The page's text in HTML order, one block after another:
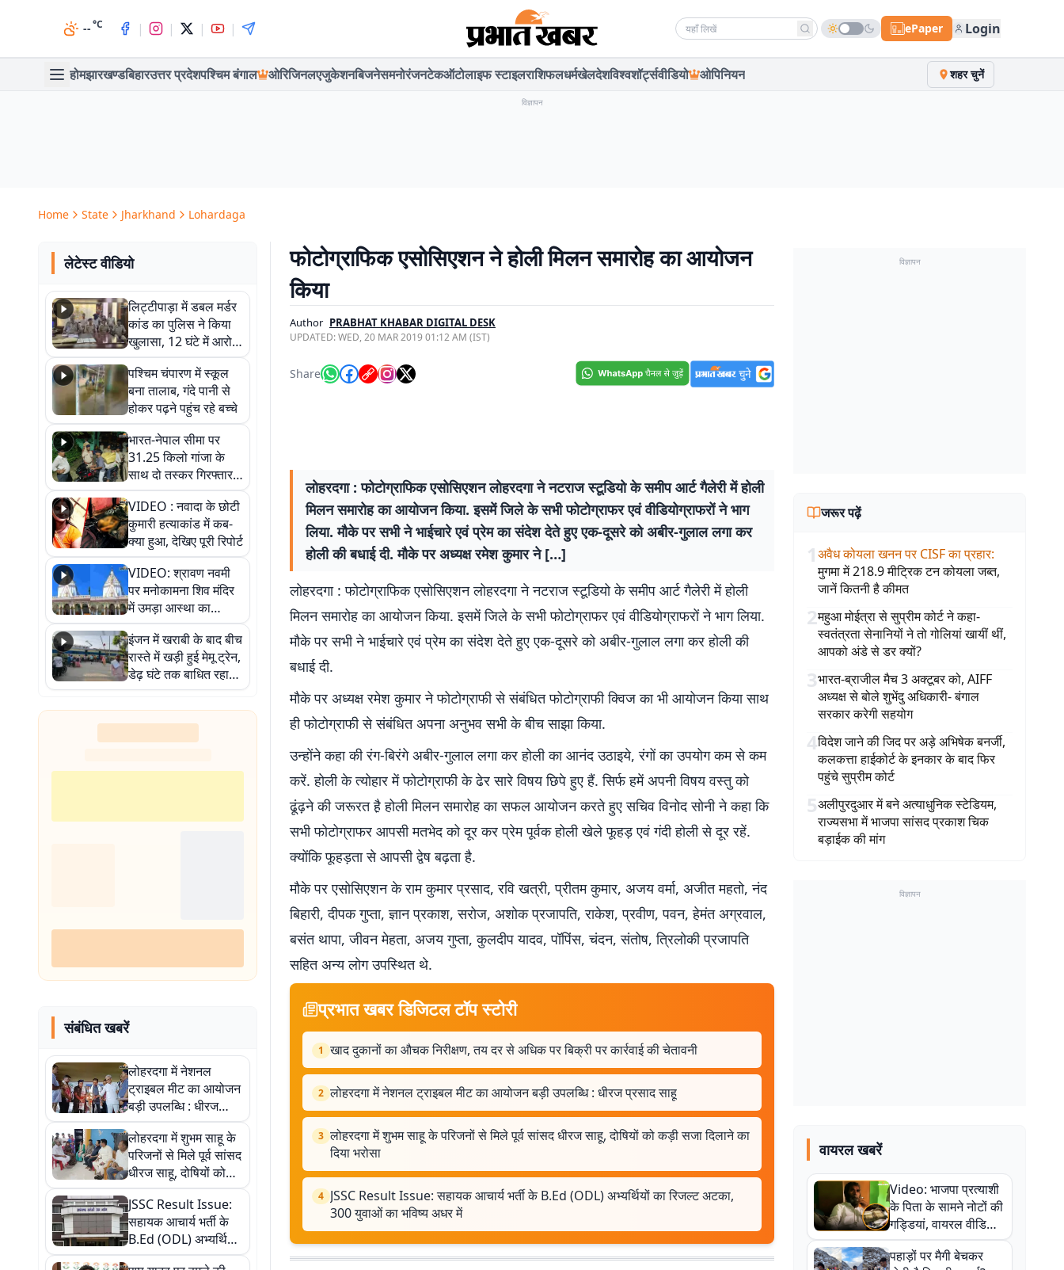
--°C | | | | Search news ePaper Login
होमझारखण्डबिहारउत्तर प्रदेशपश्चिम बंगाल ओरिजिनलएजुकेशनबिजनेसमनोरंजनटेकऑटोलाइफ स्टाइलराशिफलधर्मखेलदेशविश्वशॉर्ट्सवीडियो ओपिनियन शहर चुनें
विज्ञापन
Home State Jharkhand Lohardaga
लेटेस्ट वीडियो
लिट्टीपाड़ा में डबल मर्डर
कांड का पुलिस ने किया
खुलासा, 12 घंटे में आरोपी
गिरफ्तार
पश्चिम चंपारण में स्कूल
बना तालाब, गंदे पानी से
होकर पढ़ने पहुंच रहे बच्चे
भारत-नेपाल सीमा पर
31.25 किलो गांजा के
साथ दो तस्कर गिरफ्तार,
नेपाली नंबर की बाइक
जब्त
VIDEO : नवादा के छोटी
कुमारी हत्याकांड में कब-
क्या हुआ, देखिए पूरी रिपोर्ट
VIDEO: श्रावण नवमी
पर मनोकामना शिव मंदिर
में उमड़ा आस्था का
सैलाब, हर-हर महादेव के
जयघोष से गूंजा परिसर
इंजन में खराबी के बाद बीच
रास्ते में खड़ी हुई मेमू ट्रेन,
डेढ़ घंटे तक बाधित रहा
आवागमन
संबंधित खबरें
लोहरदगा में नेशनल
ट्राइबल मीट का आयोजन
बड़ी उपलब्धि : धीरज
प्रसाद साहू
लोहरदगा में शुभम साहू के
परिजनों से मिले पूर्व सांसद
धीरज साहू, दोषियों को
कड़ी सजा दिलाने का दिया
भरोसा
JSSC Result Issue:
सहायक आचार्य भर्ती के
B.Ed (ODL) अभ्यर्थियों
का रिजल्ट अटका, 300
फोटोग्राफिक एसोसिएशन ने होली मिलन समारोह का आयोजन
किया
Author PRABHAT KHABAR DIGITAL DESK
UPDATED:WED, 20 MAR 2019 01:12 AM (IST)
Share
लोहरदगा : फोटोग्राफिक एसोसिएशन लोहरदगा ने नटराज स्टूडियो के समीप आर्ट गैलेरी में होली
मिलन समारोह का आयोजन किया. इसमें जिले के सभी फोटोग्राफर एवं वीडियोग्राफरों ने भाग
लिया. मौके पर सभी ने भाईचारे एवं प्रेम का संदेश देते हुए एक-दूसरे को अबीर-गुलाल लगा कर
होली की बधाई दी. मौके पर अध्यक्ष रमेश कुमार ने […]
लोहरदगा : फोटोग्राफिक एसोसिएशन लोहरदगा ने नटराज स्टूडियो के समीप आर्ट गैलेरी में होली
मिलन समारोह का आयोजन किया. इसमें जिले के सभी फोटोग्राफर एवं वीडियोग्राफरों ने भाग लिया.
मौके पर सभी ने भाईचारे एवं प्रेम का संदेश देते हुए एक-दूसरे को अबीर-गुलाल लगा कर होली की
बधाई दी.
मौके पर अध्यक्ष रमेश कुमार ने फोटोग्राफी से संबंधित फोटोग्राफी क्विज का भी आयोजन किया साथ
ही फोटोग्राफी से संबंधित अपना अनुभव सभी के बीच साझा किया.
उन्होंने कहा की रंग-बिरंगे अबीर-गुलाल लगा कर होली का आनंद उठाइये, रंगों का उपयोग कम से कम
करें. होली के त्योहार में फोटोग्राफी के ढेर सारे विषय छिपे हुए हैं. सिर्फ हमें अपनी विषय वस्तु को
ढूंढ़ने की जरूरत है़ होली मिलन समारोह का सफल आयोजन करते हुए सचिव विनोद सोनी ने कहा कि
सभी फोटोग्राफर आपसी मतभेद को दूर कर प्रेम पूर्वक होली खेले फूहड़ एवं गंदी होली से दूर रहें.
क्योंकि फूहड़ता से आपसी द्वेष बढ़ता है.
मौके पर एसोसिएशन के राम कुमार प्रसाद, रवि खत्री, प्रीतम कुमार, अजय वर्मा, अजीत महतो, नंद
बिहारी, दीपक गुप्ता, ज्ञान प्रकाश, सरोज, अशोक प्रजापति, राकेश, प्रवीण, पवन, हेमंत अग्रवाल,
बसंत थापा, जीवन मेहता, अजय गुप्ता, कुलदीप यादव, पॉपिंस, चंदन, संतोष, त्रिलोकी प्रजापति
सहित अन्य लोग उपस्थित थे.
प्रभात खबर डिजिटल टॉप स्टोरी
1 खाद दुकानों का औचक निरीक्षण, तय दर से अधिक पर बिक्री पर कार्रवाई की चेतावनी
2 लोहरदगा में नेशनल ट्राइबल मीट का आयोजन बड़ी उपलब्धि : धीरज प्रसाद साहू
3 लोहरदगा में शुभम साहू के परिजनों से मिले पूर्व सांसद धीरज साहू, दोषियों को कड़ी सजा दिलाने का
दिया भरोसा
4 JSSC Result Issue: सहायक आचार्य भर्ती के B.Ed (ODL) अभ्यर्थियों का रिजल्ट अटका,
300 युवाओं का भविष्य अधर में
विज्ञापन
जरूर पढ़ें
1अवैध कोयला खनन पर CISF का प्रहार:
मुगमा में 218.9 मीट्रिक टन कोयला जब्त,
जानें कितनी है कीमत
2महुआ मोईत्रा से सुप्रीम कोर्ट ने कहा-
स्वतंत्रता सेनानियों ने तो गोलियां खायीं थीं,
आपको अंडे से डर क्यों?
3भारत-ब्राजील मैच 3 अक्टूबर को, AIFF
अध्यक्ष से बोले शुभेंदु अधिकारी- बंगाल
सरकार करेगी सहयोग
4विदेश जाने की जिद पर अड़े अभिषेक बनर्जी,
कलकत्ता हाईकोर्ट के इनकार के बाद फिर
पहुंचे सुप्रीम कोर्ट
5अलीपुरदुआर में बने अत्याधुनिक स्टेडियम,
राज्यसभा में भाजपा सांसद प्रकाश चिक
बड़ाईक की मांग
विज्ञापन
वायरल खबरें
Video: भाजपा प्रत्याशी
के पिता के सामने नोटों की
गड्डियां, वायरल वीडियो
से राजनीति में उबाल,
अजित महतो बोले- TMC
पहाड़ों पर मैगी बेचकर